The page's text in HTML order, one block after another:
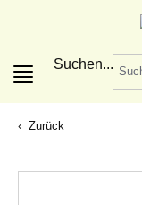
Suchen...
Zurück